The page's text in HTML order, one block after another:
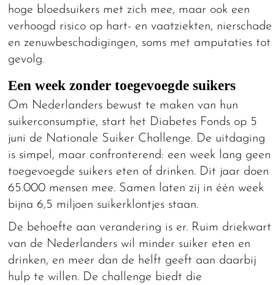
hoge bloedsuikers met zich mee, maar ook een
verhoogd risico op hart- en vaatziekten, nierschade
en zenuwbeschadigingen, soms met amputaties tot
gevolg.
Een week zonder toegevoegde suikers
Om Nederlanders bewust te maken van hun
suikerconsumptie, start het Diabetes Fonds op 5
juni de Nationale Suiker Challenge. De uitdaging
is simpel, maar confronterend: een week lang geen
toegevoegde suikers eten of drinken. Dit jaar doen
65.000 mensen mee. Samen laten zij in één week
bijna 6,5 miljoen suikerklontjes staan.
De behoefte aan verandering is er. Ruim driekwart
van de Nederlanders wil minder suiker eten en
drinken, en meer dan de helft geeft aan daarbij
hulp te willen. De challenge biedt die